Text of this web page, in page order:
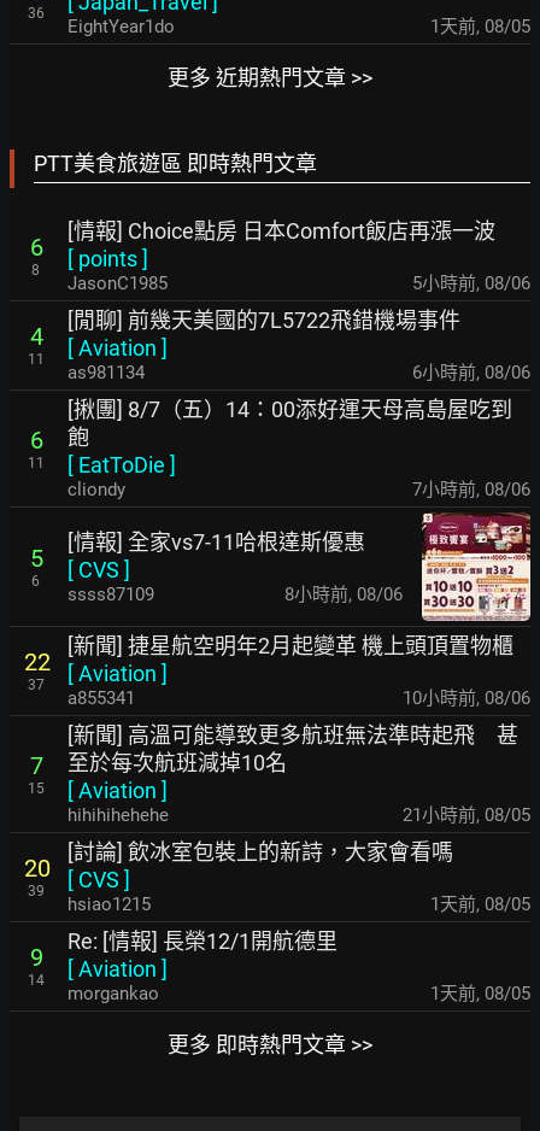
36
EightYear1do 1天前, 08/05
更多 近期熱門文章 >>
PTT美食旅遊區 即時熱門文章
6
8
[情報] Choice點房 日本Comfort飯店再漲一波
[ points]
JasonC1985 5小時前, 08/06
4
11
[閒聊] 前幾天美國的7L5722飛錯機場事件
[Aviation ]
as981134 6小時前, 08/06
6
11
[揪團] 8/7（五）14：00添好運天母高島屋吃到
飽
[ EatToDie ]
cliondy 7小時前, 08/06
5
6
[情報] 全家vs7-11哈根達斯優惠
[ CVS ]
ssss87109 8小時前, 08/06
22
37
[新聞] 捷星航空明年2月起變革 機上頭頂置物櫃
[Aviation ]
a855341 10小時前, 08/06
7
15
[新聞] 高溫可能導致更多航班無法準時起飛 甚
至於每次航班減掉10名
[Aviation ]
hihihihehehe 21小時前, 08/05
20
39
[討論] 飲冰室包裝上的新詩，大家會看嗎
[ CVS ]
hsiao1215 1天前, 08/05
9
14
Re: [情報] 長榮12/1開航德里
[Aviation ]
morgankao 1天前, 08/05
更多 即時熱門文章 >>